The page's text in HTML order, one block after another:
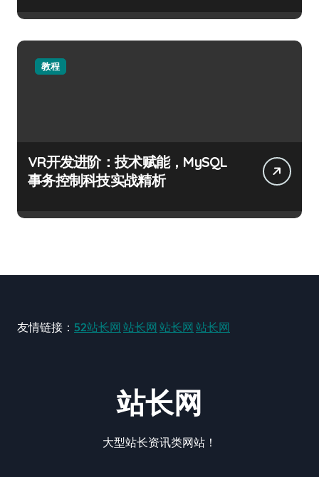
教程
VR开发进阶：技术赋能，MySQL
事务控制科技实战精析
友情链接： 52站长网 站长网 站长网 站长网
站长网
大型站长资讯类网站！